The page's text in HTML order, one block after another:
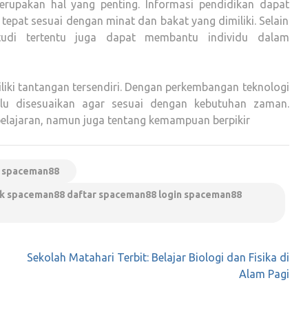
hal yang penting. Informasi pendidikan dapat
sesuai dengan minat dan bakat yang dimiliki. Selain
tertentu juga dapat membantu individu dalam
tantangan tersendiri. Dengan perkembangan teknologi
disesuaikan agar sesuai dengan kebutuhan zaman.
namun juga tentang kemampuan berpikir
spaceman88 daftar spaceman88 login spaceman88
Sekolah Matahari Terbit: Belajar Biologi dan Fisika di
Alam Pagi